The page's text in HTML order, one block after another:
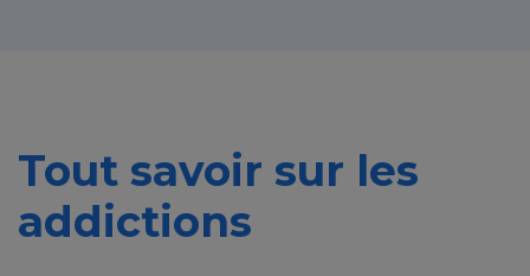
Tout savoir sur les
addictions